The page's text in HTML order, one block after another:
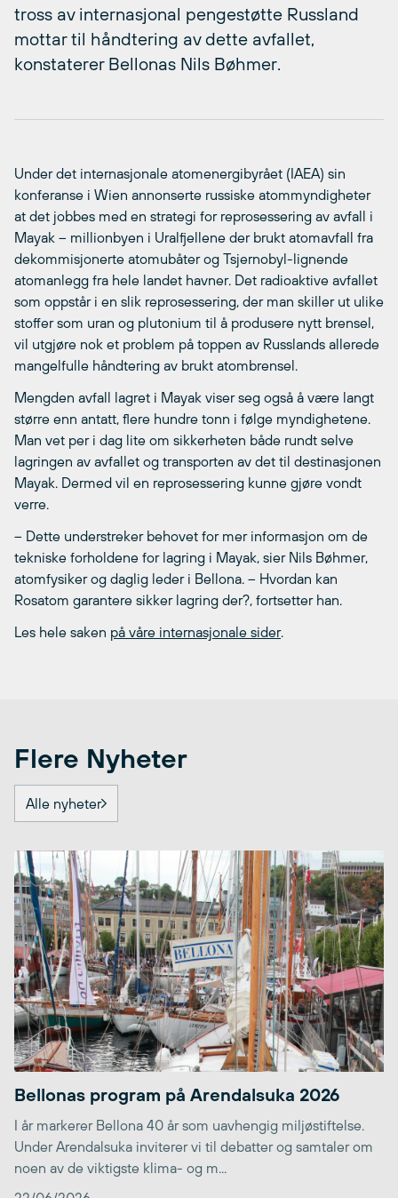
tross av internasjonal pengestøtte Russland
mottar til håndtering av dette avfallet,
konstaterer Bellonas Nils Bøhmer.
Under det internasjonale atomenergibyrået (IAEA) sin
konferanse i Wien annonserte russiske atommyndigheter
at det jobbes med en strategi for reprosessering av avfall i
Mayak – millionbyen i Uralfjellene der brukt atomavfall fra
dekommisjonerte atomubåter og Tsjernobyl-lignende
atomanlegg fra hele landet havner. Det radioaktive avfallet
som oppstår i en slik reprosessering, der man skiller ut ulike
stoffer som uran og plutonium til å produsere nytt brensel,
vil utgjøre nok et problem på toppen av Russlands allerede
mangelfulle håndtering av brukt atombrensel.
Mengden avfall lagret i Mayak viser seg også å være langt
større enn antatt, flere hundre tonn i følge myndighetene.
Man vet per i dag lite om sikkerheten både rundt selve
lagringen av avfallet og transporten av det til destinasjonen
Mayak. Dermed vil en reprosessering kunne gjøre vondt
verre.
– Dette understreker behovet for mer informasjon om de
tekniske forholdene for lagring i Mayak, sier Nils Bøhmer,
atomfysiker og daglig leder i Bellona. – Hvordan kan
Rosatom garantere sikker lagring der?, fortsetter han.
Les hele saken på våre internasjonale sider.
Flere Nyheter
Alle nyheter
Bellonas program på Arendalsuka 2026
I år markerer Bellona 40 år som uavhengig miljøstiftelse.
Under Arendalsuka inviterer vi til debatter og samtaler om
noen av de viktigste klima- og m...